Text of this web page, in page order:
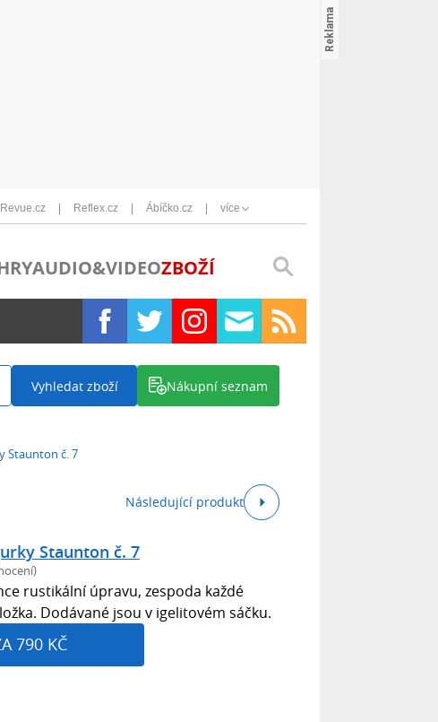
Reflex.cz Ábíčko.cz více
AUDIO&VIDEOZBOŽÍ
Vyhledat zboží Nákupní seznam
Staunton č. 7
Následující produkt
Staunton č. 7
rustikální úpravu, zespoda každé
Dodávané jsou v igelitovém sáčku.
790 KČ